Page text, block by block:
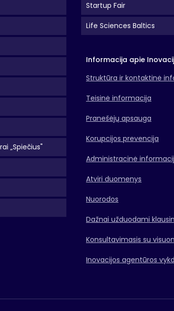
„Spiečius"
Startup Fair
Life Sciences Baltics
Informacija apie
Struktūra ir kontaktinė
Teisinė informacija
Pranešėjų apsauga
Korupcijos prevencija
Administracinė
Atviri duomenys
Nuorodos
Dažnai užduodami
Konsultavimasis su
Inovacijos agentūros